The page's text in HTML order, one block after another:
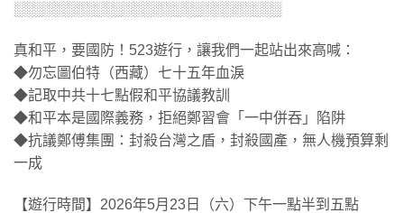
░░░░░░░░░░░░░░░░░░░░░░░░░░░
真和平，要國防！523遊行，讓我們一起站出來高喊：
◆勿忘圖伯特（西藏）七十五年血淚
◆記取中共十七點假和平協議教訓
◆和平本是國際義務，拒絕鄭習會「一中併吞」陷阱
◆抗議鄭傅集團：封殺台灣之盾，封殺國產，無人機預算剩
一成
【遊行時間】2026年5月23日（六）下午一點半到五點